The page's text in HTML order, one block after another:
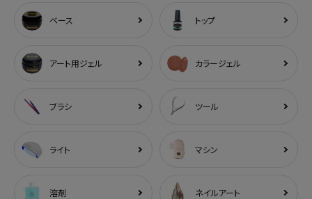
ベース トップ
アート用ジェル カラージェル
ブラシ ツール
ライト マシン
溶剤 ネイルアート